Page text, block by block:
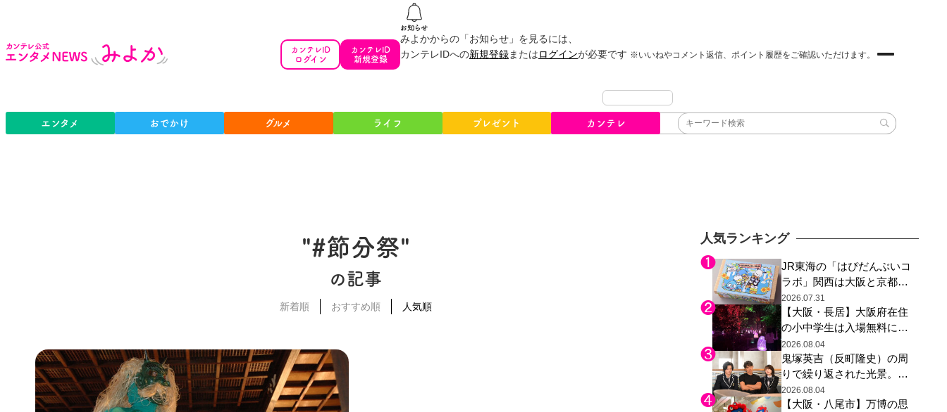
カンテレID
ログイン
カンテレID
新規登録
みよかからの「お知らせ」を見るには、
カンテレIDへの新規登録またはログインが必要です ※いいねやコメント返信、ポイント履歴をご確認いただけます。
エンタメ おでかけ グルメ ライフ プレゼント カンテレ
"#節分祭"
の記事
新着順 おすすめ順 人気順
人気ランキング
JR東海の「はぴだんぶいコ
ラボ」関西は大阪と京都の
み、日焼けしたポチャッコ
らサンリオキャラが描かれ
た駅弁やグッズが登場
2026.07.31
【大阪・長居】大阪府在住
の小中学生は入場無料に、
チームラボが「夏休みの自
由研究の課題に」と「ボタ
ニカルガーデン 大阪」へ招
待
2026.08.04
鬼塚英吉（反町隆史）の周
りで繰り返された光景。ド
ラマ『GTO』第３話で光っ
た演出の巧みさ
2026.08.04
【大阪・八尾市】万博の思